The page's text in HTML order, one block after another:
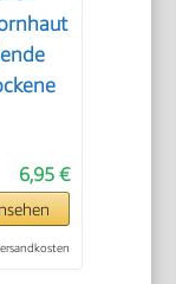
6,95 €